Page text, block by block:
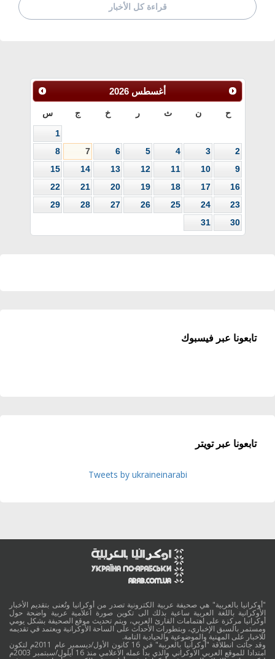
قراءة كل الأخبار
أغسطس 2026
ح ن ث ر خ ج س
1
2
3
4
5
6
7
8
9
10
11
12
13
14
15
16
17
18
19
20
21
22
23
24
25
26
27
28
29
30
31
تابعونا عبر فيسبوك
تابعونا عبر تويتر
Tweets by ukraineinarabi
"أوكرانيا بالعربية" هي صحيفة عربية الكترونية تصدر من أوكرانيا وتُعنى بتقديم الأخبار
الأوكرانية باللغة العربية ساعية بذلك الى تكوين صورة اعلامية عربية واضحة حول
أوكرانيا مركزة على اهتمامات القارئ العربي، ويتم تحديث موقع الصحيفة بشكل يومي
ومستمر بالسبق الإخباري، وبتطورات الأحداث على الساحة الأوكرانية ويعتمد في تقديمه
للاخبار على المهنية والموضوعية والحيادية التامة.
وقد جائت انطلاقة "أوكرانيا بالعربية" في 16 كانون الأول/ديسمبر عام 2011م لتكون
امتدادا للموقع العربي الاوكراني والذي بدأ عمله الاعلامي منذ 16 أيلول/سبتمبر 2003م